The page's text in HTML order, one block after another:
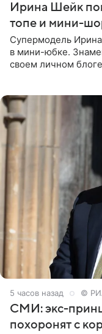
Ирина Шейк
топе и мини-
Супермодель
в мини-юбке.
своем личном
5 часов назад ©
СМИ: экс-
похоронят с